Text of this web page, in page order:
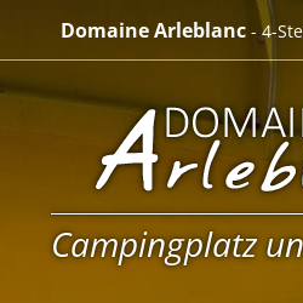
content
Domaine Arleblanc - 4-
Campingplatz